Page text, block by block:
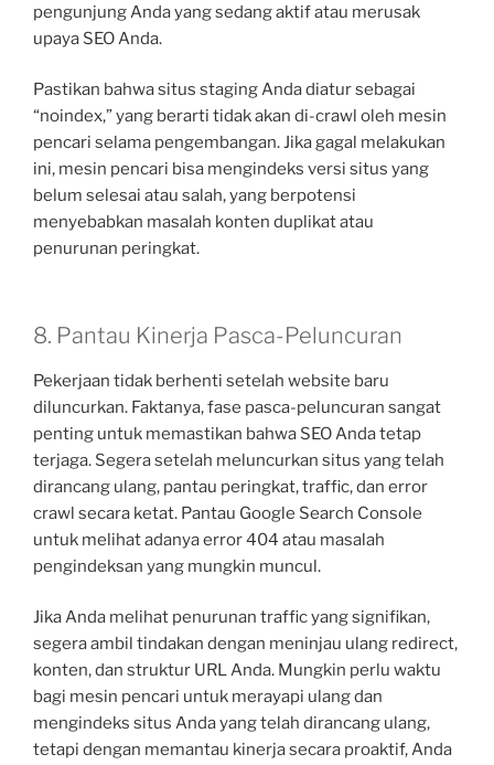
pengunjung Anda yang sedang aktif atau merusak
upaya SEO Anda.
Pastikan bahwa situs staging Anda diatur sebagai
“noindex,” yang berarti tidak akan di-crawl oleh mesin
pencari selama pengembangan. Jika gagal melakukan
ini, mesin pencari bisa mengindeks versi situs yang
belum selesai atau salah, yang berpotensi
menyebabkan masalah konten duplikat atau
penurunan peringkat.
8. Pantau Kinerja Pasca-Peluncuran
Pekerjaan tidak berhenti setelah website baru
diluncurkan. Faktanya, fase pasca-peluncuran sangat
penting untuk memastikan bahwa SEO Anda tetap
terjaga. Segera setelah meluncurkan situs yang telah
dirancang ulang, pantau peringkat, traffic, dan error
crawl secara ketat. Pantau Google Search Console
untuk melihat adanya error 404 atau masalah
pengindeksan yang mungkin muncul.
Jika Anda melihat penurunan traffic yang signifikan,
segera ambil tindakan dengan meninjau ulang redirect,
konten, dan struktur URL Anda. Mungkin perlu waktu
bagi mesin pencari untuk merayapi ulang dan
mengindeks situs Anda yang telah dirancang ulang,
tetapi dengan memantau kinerja secara proaktif, Anda